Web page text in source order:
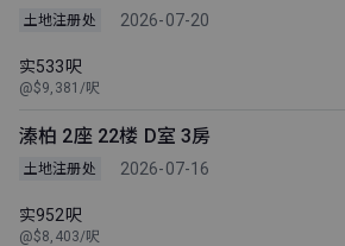
土地注册处 2026-07-20
实533呎
@$9,381/呎
溱柏 2座 22楼 D室 3房
土地注册处 2026-07-16
实952呎
@$8,403/呎